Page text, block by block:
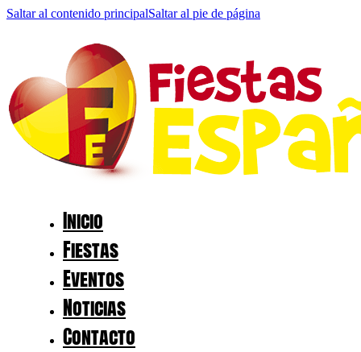
Saltar al contenido principalSaltar al pie de página
Inicio
Fiestas
Eventos
Noticias
Contacto